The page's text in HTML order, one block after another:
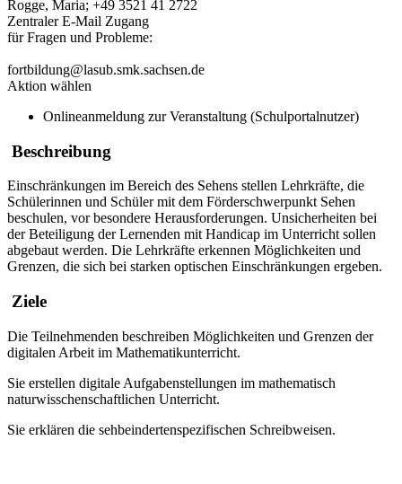
Rogge, Maria; +49 3521 41 2722
Zentraler E-Mail Zugang
für Fragen und Probleme:
fortbildung@lasub.smk.sachsen.de
Aktion wählen
Onlineanmeldung zur Veranstaltung (Schulportalnutzer)
Beschreibung
Einschränkungen im Bereich des Sehens stellen Lehrkräfte, die
Schülerinnen und Schüler mit dem Förderschwerpunkt Sehen
beschulen, vor besondere Herausforderungen. Unsicherheiten bei
der Beteiligung der Lernenden mit Handicap im Unterricht sollen
abgebaut werden. Die Lehrkräfte erkennen Möglichkeiten und
Grenzen, die sich bei starken optischen Einschränkungen ergeben.
Ziele
Die Teilnehmenden beschreiben Möglichkeiten und Grenzen der
digitalen Arbeit im Mathematikunterricht.
Sie erstellen digitale Aufgabenstellungen im mathematisch
naturwisschenschaftlichen Unterricht.
Sie erklären die sehbeindertenspezifischen Schreibweisen.